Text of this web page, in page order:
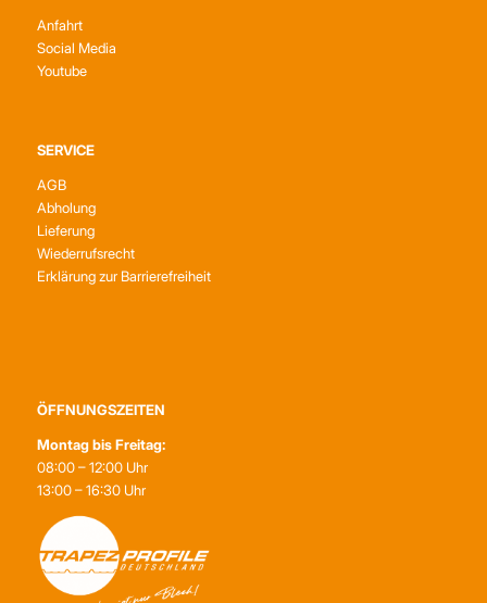
Anfahrt
Social Media
Youtube
SERVICE
AGB
Abholung
Lieferung
Wiederrufsrecht
Erklärung zur Barrierefreiheit
ÖFFNUNGSZEITEN
Montag bis Freitag:
08:00 – 12:00 Uhr
13:00 – 16:30 Uhr